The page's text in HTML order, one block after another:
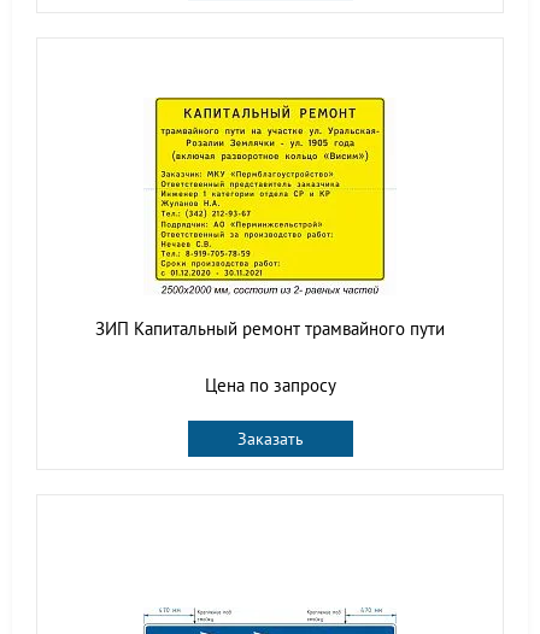
ЗИП Капитальный ремонт трамвайного пути
Цена по запросу
Заказать